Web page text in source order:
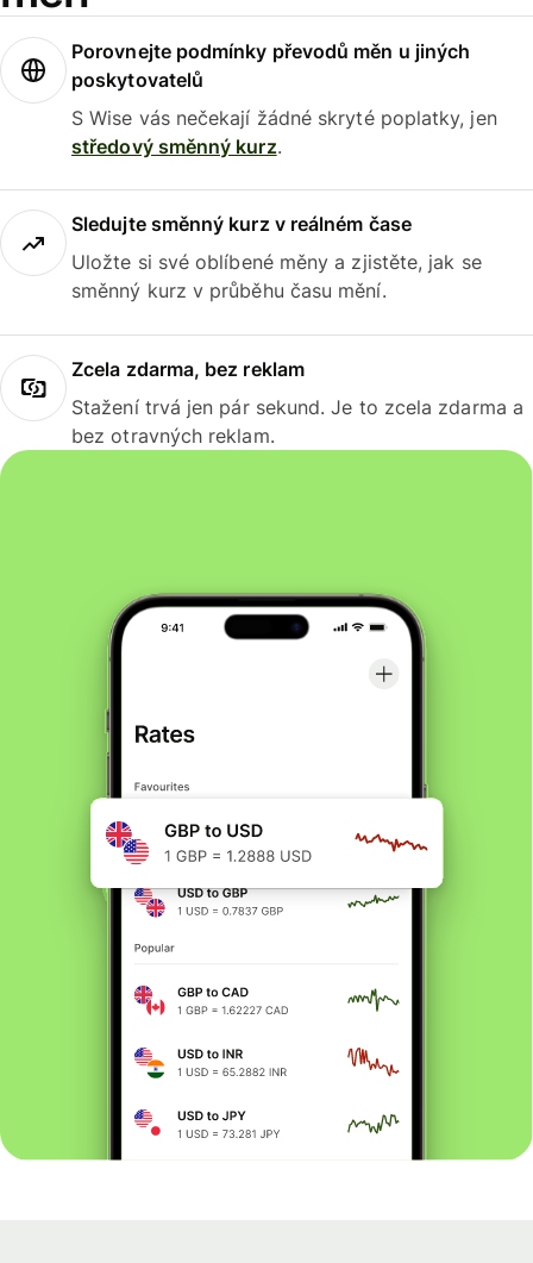
Porovnejte podmínky převodů měn u jiných
poskytovatelů
S Wise vás nečekají žádné skryté poplatky, jen
středový směnný kurz.
Sledujte směnný kurz v reálném čase
Uložte si své oblíbené měny a zjistěte, jak se
směnný kurz v průběhu času mění.
Zcela zdarma, bez reklam
Stažení trvá jen pár sekund. Je to zcela zdarma a
bez otravných reklam.